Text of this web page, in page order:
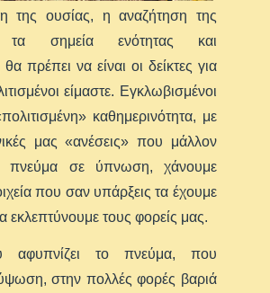
της ουσίας, η αναζήτηση της
τα σημεία ενότητας και
πρέπει να είναι οι δείκτες για
είμαστε. Εγκλωβισμένοι
καθημερινότητα, με
μας «ανέσεις» που μάλλον
πνεύμα σε ύπνωση, χάνουμε
που σαν υπάρξεις τα έχουμε
εκλεπτύνουμε τους φορείς μας.
αφυπνίζει το πνεύμα, που
στην πολλές φορές βαριά